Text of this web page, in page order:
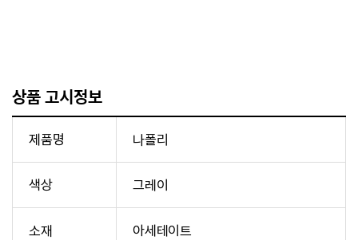
상품 고시정보
제품명 나폴리
색상 그레이
소재 아세테이트